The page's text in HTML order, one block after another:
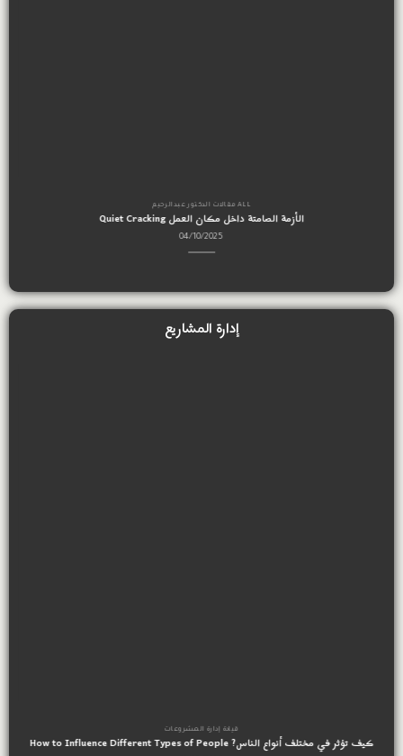
ALL مقالات الدكتور عبدالرحيم
الأزمة الصامتة داخل مكان العمل Quiet Cracking
04/10/2025
إدارة المشاريع
قيادة إدارة المشروعات
كيف تؤثر في مختلف أنواع الناس? How to Influence Different Types of People